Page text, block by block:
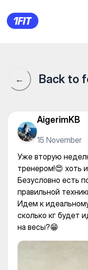
← Back to
AigerimKB
15 November
Уже вторую
тренером!😍 хоть
Безусловно есть
правильной
Идем к
сколько кг будет
на весы?😁